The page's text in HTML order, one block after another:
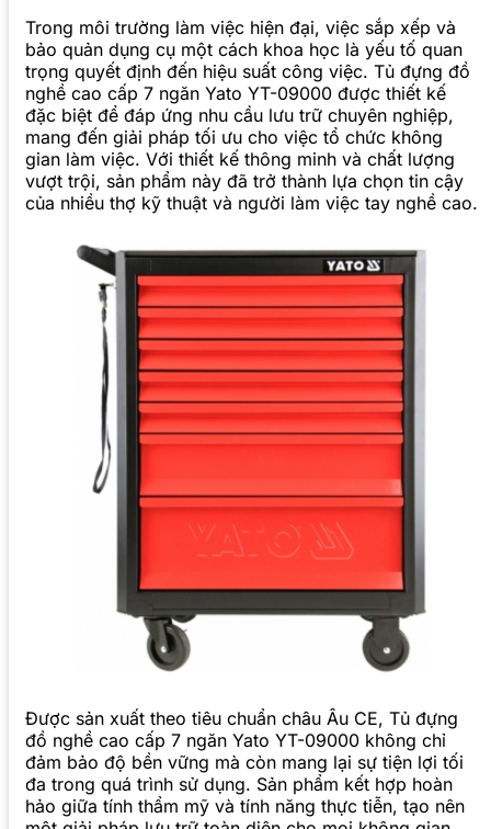
Trong môi trường làm việc hiện đại, việc sắp xếp và
bảo quản dụng cụ một cách khoa học là yếu tố quan
trọng quyết định đến hiệu suất công việc. Tủ đựng đồ
nghề cao cấp 7 ngăn Yato YT-09000 được thiết kế
đặc biệt để đáp ứng nhu cầu lưu trữ chuyên nghiệp,
mang đến giải pháp tối ưu cho việc tổ chức không
gian làm việc. Với thiết kế thông minh và chất lượng
vượt trội, sản phẩm này đã trở thành lựa chọn tin cậy
của nhiều thợ kỹ thuật và người làm việc tay nghề cao.
Được sản xuất theo tiêu chuẩn châu Âu CE, Tủ đựng
đồ nghề cao cấp 7 ngăn Yato YT-09000 không chỉ
đảm bảo độ bền vững mà còn mang lại sự tiện lợi tối
đa trong quá trình sử dụng. Sản phẩm kết hợp hoàn
hảo giữa tính thẩm mỹ và tính năng thực tiễn, tạo nên